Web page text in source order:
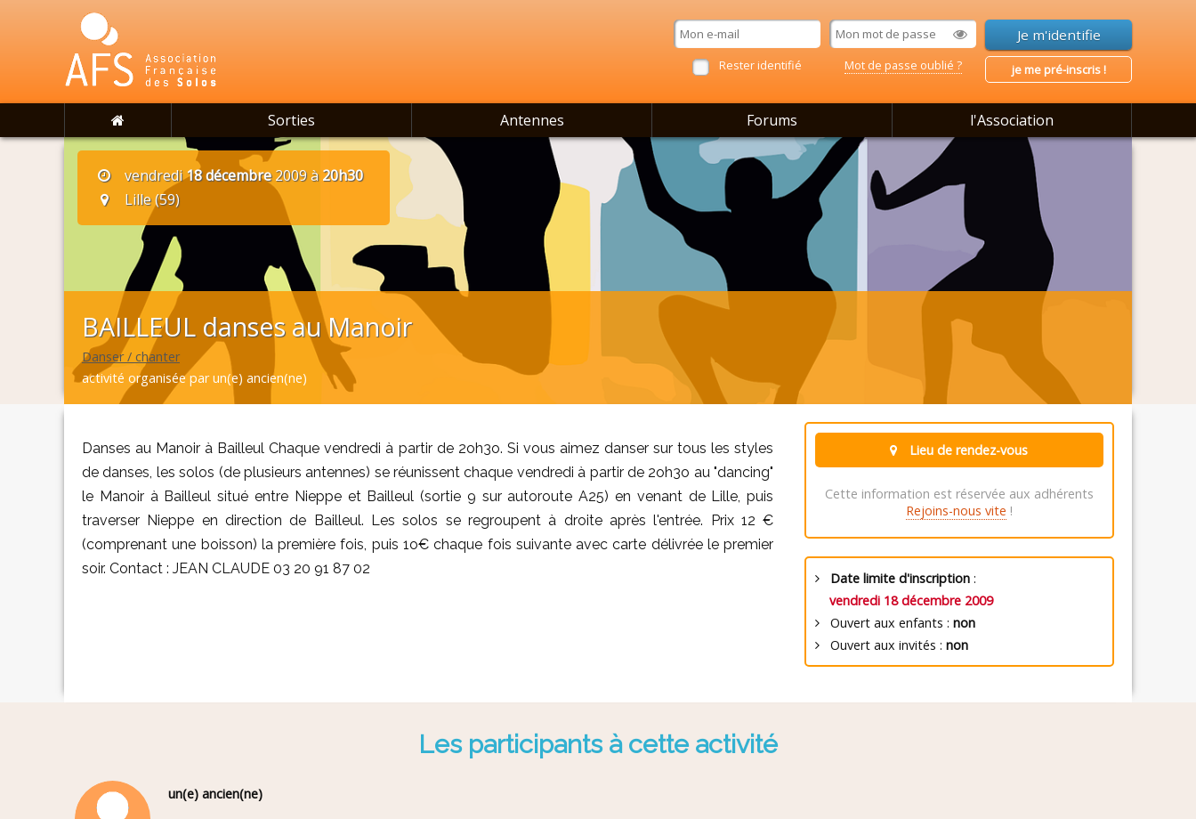
Rester identifié Mot de passe oublié ? je me pré-inscris !
Sorties Antennes Forums l'Association
vendredi18 décembre2009 à20h30
Lille (59)
BAILLEUL danses au Manoir
Danser / chanter
activité organisée par un(e) ancien(ne)
Danses au Manoir à Bailleul Chaque vendredi à partir de 2oh3o. Si vous aimez danser sur tous les styles
de danses, les solos (de plusieurs antennes) se réunissent chaque vendredi à partir de 2oh3o au "dancing"
le Manoir à Bailleul situé entre Nieppe et Bailleul (sortie 9 sur autoroute A25) en venant de Lille, puis
traverser Nieppe en direction de Bailleul. Les solos se regroupent à droite après l'entrée. Prix 12 €
(comprenant une boisson) la première fois, puis 1o€ chaque fois suivante avec carte délivrée le premier
soir. Contact : JEAN CLAUDE 03 20 91 87 02
Lieu de rendez-vous
Cette information est réservée aux adhérents
Rejoins-nous vite !
Date limite d'inscription:
vendredi 18 décembre 2009
Ouvert aux enfants : non
Ouvert aux invités : non
Les participants à cette activité
un(e) ancien(ne)